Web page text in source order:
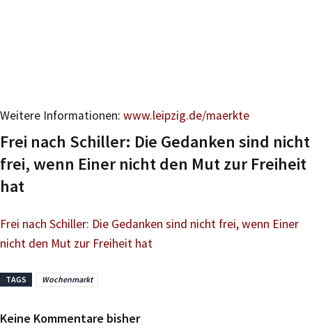
Weitere Informationen: www.leipzig.de/maerkte
Frei nach Schiller: Die Gedanken sind nicht
frei, wenn Einer nicht den Mut zur Freiheit
hat
Frei nach Schiller: Die Gedanken sind nicht frei, wenn Einer
nicht den Mut zur Freiheit hat
TAGS Wochenmarkt
Keine Kommentare bisher